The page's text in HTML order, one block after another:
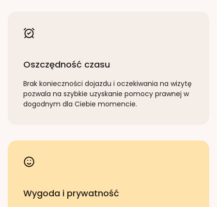
Oszczędność czasu
Brak konieczności dojazdu i oczekiwania na wizytę
pozwala na szybkie uzyskanie pomocy prawnej w
dogodnym dla Ciebie momencie.
Wygoda i prywatność